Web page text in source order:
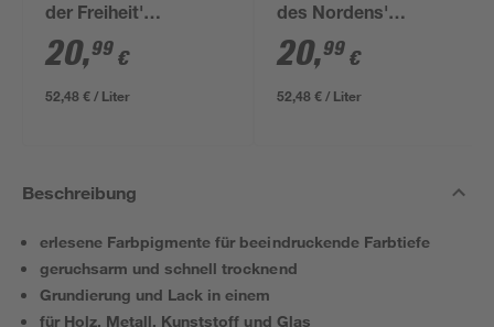
der Freiheit'
patinagrün matt 400
ml
20,99 €
52,48 € / Liter
des Nordens'
graublau matt 400 ml
20,99 €
52,48 € / Liter
Beschreibung
erlesene Farbpigmente für beeindruckende Farbtiefe
geruchsarm und schnell trocknend
Grundierung und Lack in einem
für Holz, Metall, Kunststoff und Glas